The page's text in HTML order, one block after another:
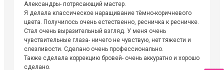
Александры- потрясающий мастер.
Я делала классическое наращивание тёмно-коричневого
цвета. Получилось очень естественно, ресничка к ресничке.
Стал очень выразительный взгляд. У меня очень
чувствительные глаза- ничего не чувствую, нет тяжести и
слезливости. Сделано очень профессионально.
Также сделала коррекцию бровей- очень аккуратно и хорошо
сделано.